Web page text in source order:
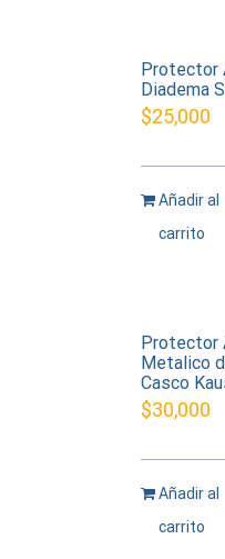
Protector
Diadema
$25,000
Añadir al
carrito
Protector
Metalico
Casco
$30,000
Añadir al
carrito